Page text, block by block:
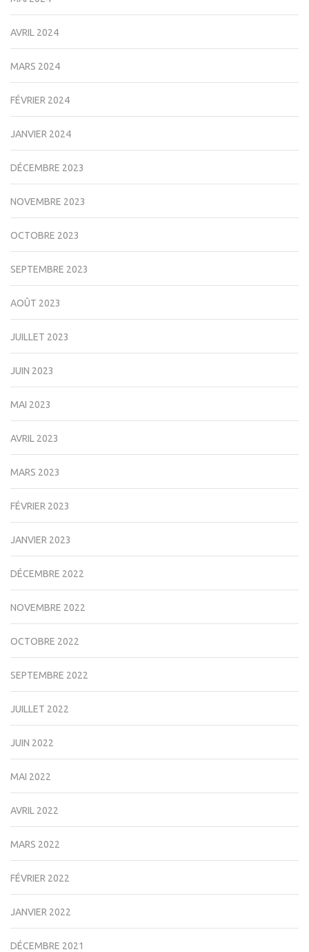
AVRIL 2024
MARS 2024
FÉVRIER 2024
JANVIER 2024
DÉCEMBRE 2023
NOVEMBRE 2023
OCTOBRE 2023
SEPTEMBRE 2023
AOÛT 2023
JUILLET 2023
JUIN 2023
MAI 2023
AVRIL 2023
MARS 2023
FÉVRIER 2023
JANVIER 2023
DÉCEMBRE 2022
NOVEMBRE 2022
OCTOBRE 2022
SEPTEMBRE 2022
JUILLET 2022
JUIN 2022
MAI 2022
AVRIL 2022
MARS 2022
FÉVRIER 2022
JANVIER 2022
DÉCEMBRE 2021